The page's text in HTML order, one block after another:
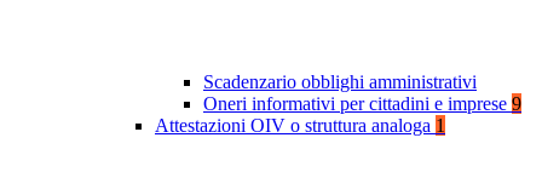
Scadenzario obblighi amministrativi
Oneri informativi per cittadini e imprese 9
Attestazioni OIV o struttura analoga 1